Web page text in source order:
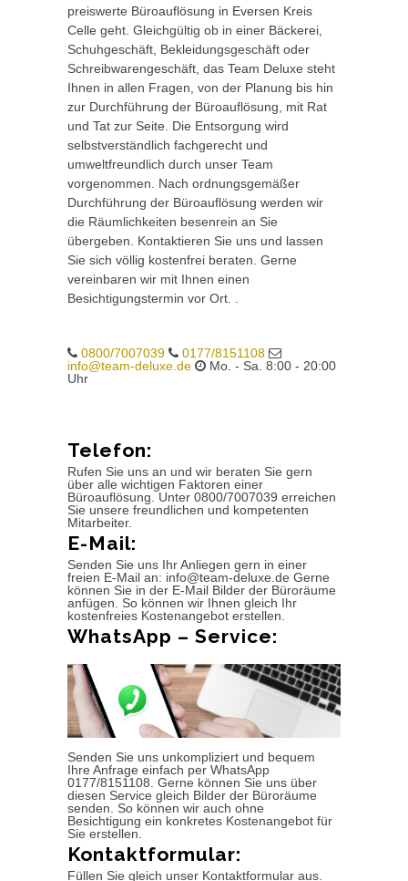
preiswerte Büroauflösung in Eversen Kreis
Celle geht. Gleichgültig ob in einer Bäckerei,
Schuhgeschäft, Bekleidungsgeschäft oder
Schreibwarengeschäft, das Team Deluxe steht
Ihnen in allen Fragen, von der Planung bis hin
zur Durchführung der Büroauflösung, mit Rat
und Tat zur Seite. Die Entsorgung wird
selbstverständlich fachgerecht und
umweltfreundlich durch unser Team
vorgenommen. Nach ordnungsgemäßer
Durchführung der Büroauflösung werden wir
die Räumlichkeiten besenrein an Sie
übergeben. Kontaktieren Sie uns und lassen
Sie sich völlig kostenfrei beraten. Gerne
vereinbaren wir mit Ihnen einen
Besichtigungstermin vor Ort. .
0800/7007039
0177/8151108
info@team-deluxe.de
Mo. - Sa. 8:00 - 20:00
Uhr
Telefon:
Rufen Sie uns an und wir beraten Sie gern
über alle wichtigen Faktoren einer
Büroauflösung. Unter 0800/7007039 erreichen
Sie unsere freundlichen und kompetenten
Mitarbeiter.
E-Mail:
Senden Sie uns Ihr Anliegen gern in einer
freien E-Mail an: info@team-deluxe.de Gerne
können Sie in der E-Mail Bilder der Büroräume
anfügen. So können wir Ihnen gleich Ihr
kostenfreies Kostenangebot erstellen.
WhatsApp – Service:
Senden Sie uns unkompliziert und bequem
Ihre Anfrage einfach per WhatsApp
0177/8151108. Gerne können Sie uns über
diesen Service gleich Bilder der Büroräume
senden. So können wir auch ohne
Besichtigung ein konkretes Kostenangebot für
Sie erstellen.
Kontaktformular:
Füllen Sie gleich unser Kontaktformular aus.